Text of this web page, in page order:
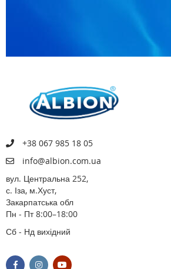
+38 067 985 18 05
info@albion.com.ua
вул. Центральна 252,
с. Іза, м.Хуст,
Закарпатська обл
Пн - Пт 8:00–18:00
Сб - Нд вихідний